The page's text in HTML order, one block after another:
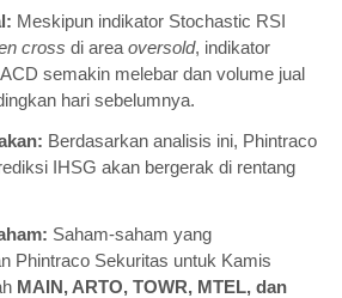
Meskipun indikator Stochastic RSI
cross di area oversold, indikator
semakin melebar dan volume jual
hari sebelumnya.
Berdasarkan analisis ini, Phintraco
IHSG akan bergerak di rentang
Saham-saham yang
Phintraco Sekuritas untuk Kamis
MAIN, ARTO, TOWR, MTEL, dan